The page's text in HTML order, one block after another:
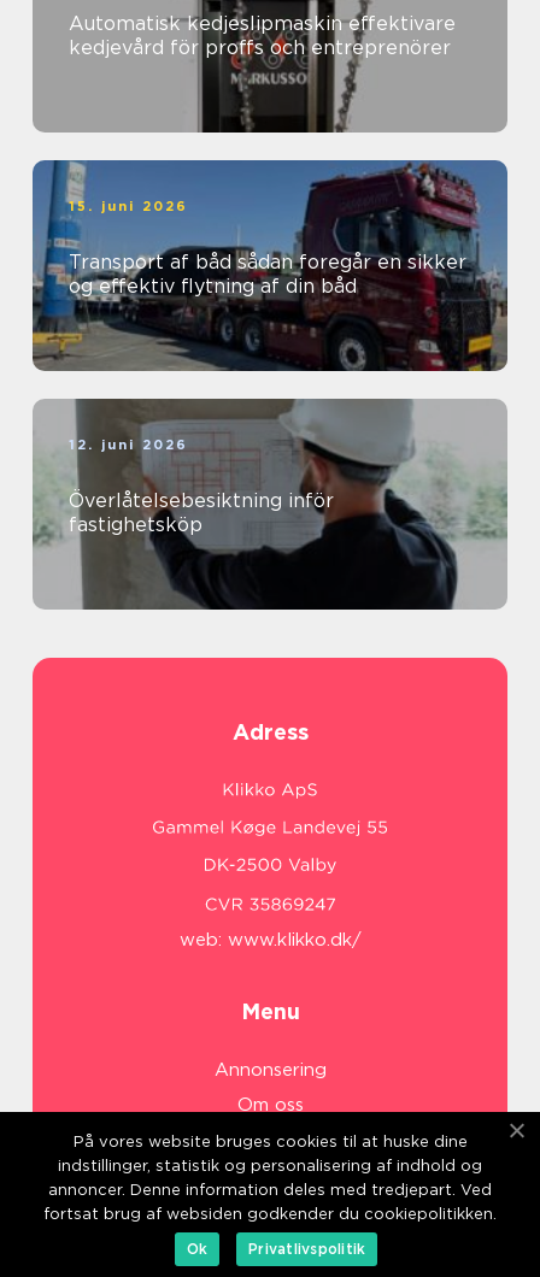
Automatisk kedjeslipmaskin effektivare
kedjevård för proffs och entreprenörer
15. juni 2026
Transport af båd sådan foregår en sikker
og effektiv flytning af din båd
12. juni 2026
Överlåtelsebesiktning inför
fastighetsköp
Adress
web: www.klikko.dk/
Menu
Annonsering
Om oss
Cookies
Kontakta oss
Sitemap
På vores website bruges cookies til at huske dine
indstillinger, statistik og personalisering af indhold og
annoncer. Denne information deles med tredjepart. Ved
fortsat brug af websiden godkender du cookiepolitikken.
Ok
Privatlivspolitik